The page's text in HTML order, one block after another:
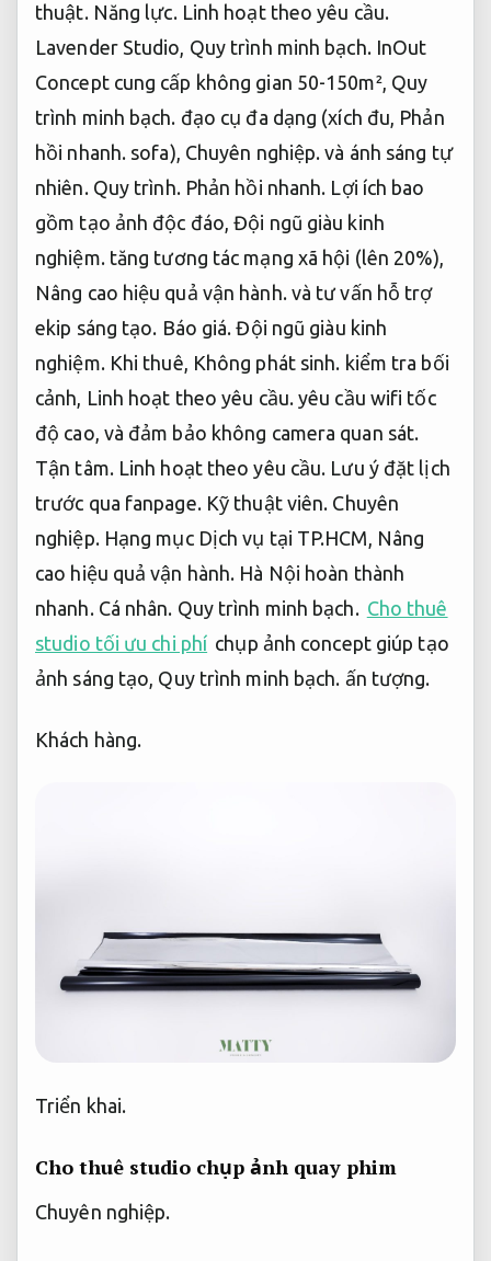
thuật. Năng lực. Linh hoạt theo yêu cầu.
Lavender Studio, Quy trình minh bạch.InOut
Concept cung cấp không gian 50-150m², Quy
trình minh bạch. đạo cụ đa dạng (xích đu, Phản
hồi nhanh. sofa), Chuyên nghiệp. và ánh sáng tự
nhiên. Quy trình. Phản hồi nhanh. Lợi ích bao
gồm tạo ảnh độc đáo,Đội ngũ giàu kinh
nghiệm.tăng tương tác mạng xã hội (lên 20%),
Nâng cao hiệu quả vận hành.và tư vấn hỗ trợ
ekip sáng tạo. Báo giá. Đội ngũ giàu kinh
nghiệm.Khi thuê, Không phát sinh. kiểm tra bối
cảnh, Linh hoạt theo yêu cầu.yêu cầu wifi tốc
độ cao, và đảm bảo không camera quan sát.
Tận tâm. Linh hoạt theo yêu cầu. Lưu ý đặt lịch
trước qua fanpage. Kỹ thuật viên. Chuyên
nghiệp.Hạng mục Dịch vụ tại TP.HCM, Nâng
cao hiệu quả vận hành. Hà Nội hoàn thành
nhanh. Cá nhân. Quy trình minh bạch. Cho thuê
studio tối ưu chi phí chụp ảnh concept giúp tạo
ảnh sáng tạo, Quy trình minh bạch. ấn tượng.
Khách hàng.
Triển khai.
Cho thuê studio chụp ảnh quay phim
Chuyên nghiệp.